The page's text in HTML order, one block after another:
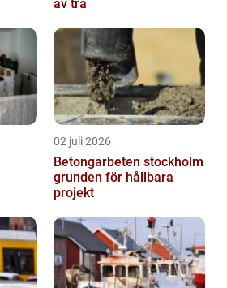
av trä
02 juli 2026
Betongarbeten stockholm
grunden för hållbara
projekt